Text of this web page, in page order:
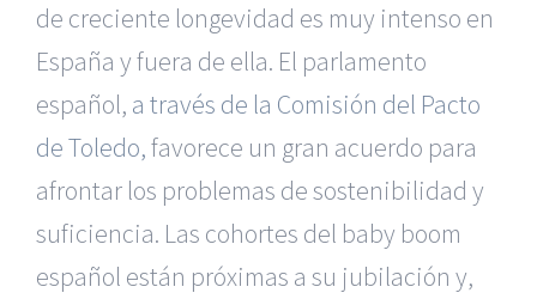
de creciente longevidad es muy intenso en
España y fuera de ella. El parlamento
español, a través de la Comisión del Pacto
de Toledo,favorece un gran acuerdo para
afrontar los problemas de sostenibilidad y
suficiencia. Las cohortes del baby boom
español están próximas a su jubilación y,